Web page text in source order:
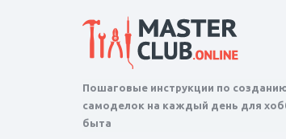
Пошаговые инструкции по
самоделок на каждый день для
быта